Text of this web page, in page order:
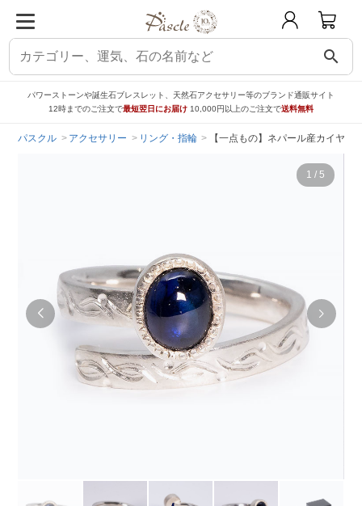
search
パワーストーンや誕生石ブレスレット、天然石アクセサリー等のブランド通販サイト
12時までのご注文で最短翌日にお届け 10,000円以上のご注文で送料無料
パスクル アクセサリー リング・指輪 【一点もの】ネパール産カイヤナ
1 / 5